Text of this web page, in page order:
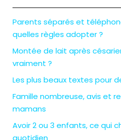
Parents séparés et
quelles règles adopter ?
Montée de lait après
vraiment ?
Les plus beaux textes pour
Famille nombreuse, avis et
mamans
Avoir 2 ou 3 enfants, ce qui
quotidien